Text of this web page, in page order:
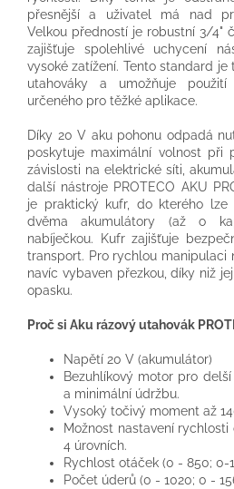
přesnější a uživatel má nad
Velkou předností je robustní 3/4"
zajišťuje spolehlivé uchycení
vysoké zatížení. Tento standard
utahováky a umožňuje použití
určeného pro těžké aplikace.
Díky 20 V aku pohonu odpadá
poskytuje maximální volnost při
závislosti na elektrické síti,
další nástroje PROTECO AKU
je praktický kufr, do kterého lze
dvěma akumulátory (až o
nabíječkou. Kufr zajišťuje
transport. Pro rychlou manipulaci
navíc vybaven přezkou, díky niž
opasku.
Proč si Aku rázový utahovák
Napětí 20 V (akumulátor)
Bezuhlíkový motor pro
a minimální údržbu.
Vysoký točivý moment až
Možnost nastavení
4 úrovních.
Rychlost otáček (0 - 850; 0-
Počet úderů (0 - 1020; 0 -